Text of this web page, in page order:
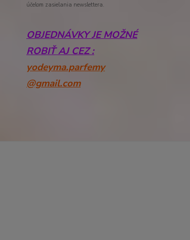
účelom zasielania newslettera.
OBJEDNÁVKY JE MOŽNÉ
ROBIŤ AJ CEZ :
yodeyma.parfemy
@gmail.com